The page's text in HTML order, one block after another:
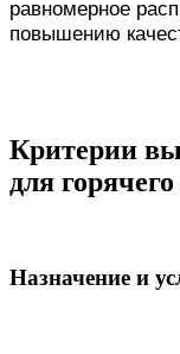
равномерное
повышению
Критерии
для
Назначение и